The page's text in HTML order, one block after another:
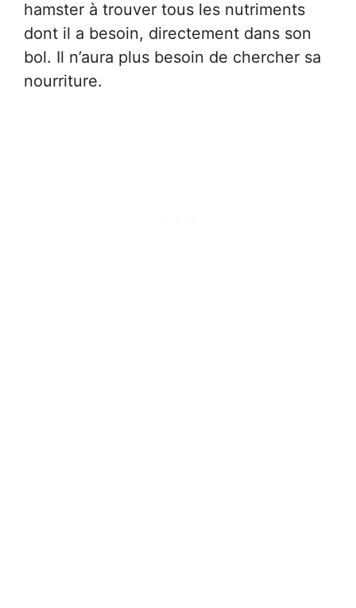
hamster à trouver tous les nutriments
dont il a besoin, directement dans son
bol. Il n’aura plus besoin de chercher sa
nourriture.